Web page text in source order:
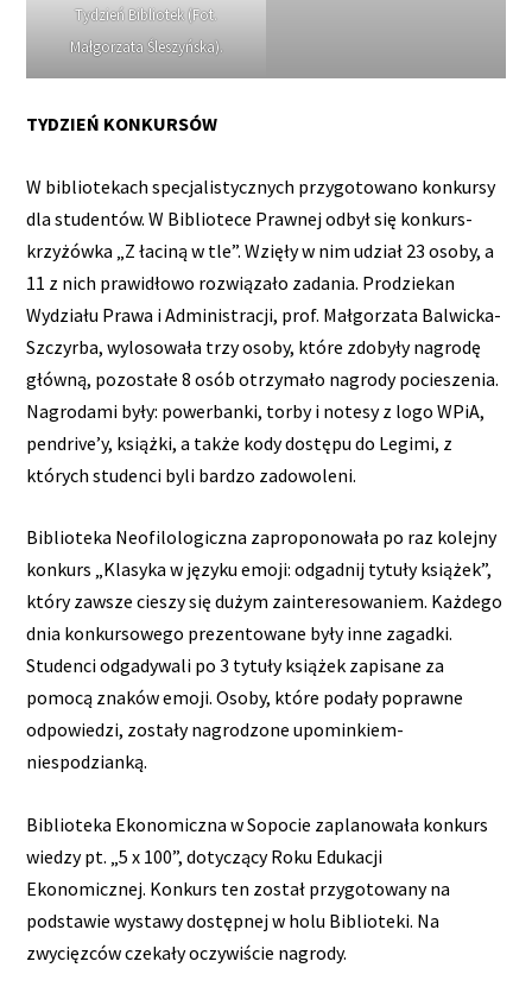
Tydzień Bibliotek (Fot.
Małgorzata Śleszyńska).
TYDZIEŃ KONKURSÓW
W bibliotekach specjalistycznych przygotowano konkursy
dla studentów. W Bibliotece Prawnej odbył się konkurs-
krzyżówka „Z łaciną w tle”. Wzięły w nim udział 23 osoby, a
11 z nich prawidłowo rozwiązało zadania. Prodziekan
Wydziału Prawa i Administracji, prof. Małgorzata Balwicka-
Szczyrba, wylosowała trzy osoby, które zdobyły nagrodę
główną, pozostałe 8 osób otrzymało nagrody pocieszenia.
Nagrodami były: powerbanki, torby i notesy z logo WPiA,
pendrive’y, książki, a także kody dostępu do Legimi, z
których studenci byli bardzo zadowoleni.
Biblioteka Neofilologiczna zaproponowała po raz kolejny
konkurs „Klasyka w języku emoji: odgadnij tytuły książek”,
który zawsze cieszy się dużym zainteresowaniem. Każdego
dnia konkursowego prezentowane były inne zagadki.
Studenci odgadywali po 3 tytuły książek zapisane za
pomocą znaków emoji. Osoby, które podały poprawne
odpowiedzi, zostały nagrodzone upominkiem-
niespodzianką.
Biblioteka Ekonomiczna w Sopocie zaplanowała konkurs
wiedzy pt. „5 x 100”, dotyczący Roku Edukacji
Ekonomicznej. Konkurs ten został przygotowany na
podstawie wystawy dostępnej w holu Biblioteki. Na
zwycięzców czekały oczywiście nagrody.